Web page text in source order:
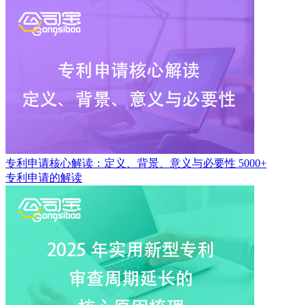
专利申请核心解读：定义、背景、意义与必要性 5000+
专利申请的解读